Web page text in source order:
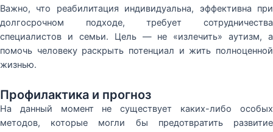
Важно, что реабилитация индивидуальна, эффективна при
долгосрочном подходе, требует сотрудничества
специалистов и семьи. Цель — не «излечить» аутизм, а
помочь человеку раскрыть потенциал и жить полноценной
жизнью.
Профилактика и прогноз
На данный момент не существует каких-либо особых
методов, которые могли бы предотвратить развитие